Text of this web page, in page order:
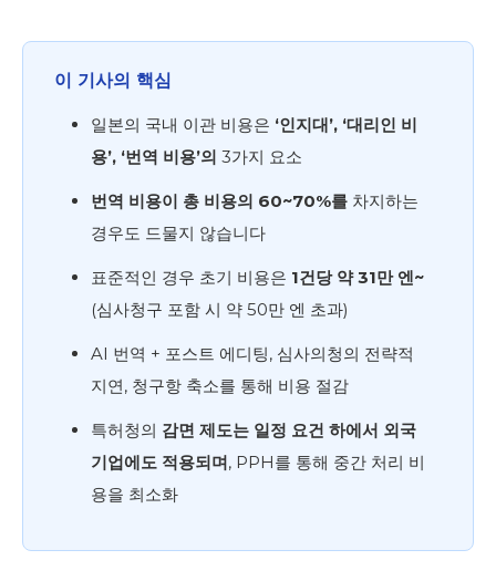
이 기사의 핵심
일본의 국내 이관 비용은 ‘인지대’, ‘대리인 비
용’, ‘번역 비용’의 3가지 요소
번역 비용이 총 비용의 60~70%를 차지하는
경우도 드물지 않습니다
표준적인 경우 초기 비용은 1건당 약 31만 엔~
(심사청구 포함 시 약 50만 엔 초과)
AI 번역 + 포스트 에디팅, 심사의청의 전략적
지연, 청구항 축소를 통해 비용 절감
특허청의 감면 제도는 일정 요건 하에서 외국
기업에도 적용되며, PPH를 통해 중간 처리 비
용을 최소화